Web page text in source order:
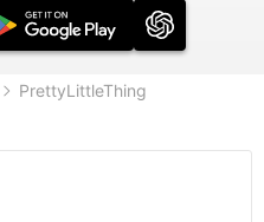
PrettyLittleThing